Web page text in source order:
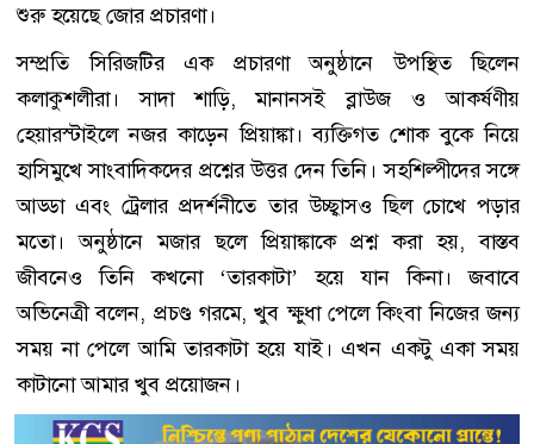
শুরু হয়েছে জোর প্রচারণা।
সম্প্রতি সিরিজটির এক প্রচারণা অনুষ্ঠানে উপস্থিত ছিলেন
কলাকুশলীরা। সাদা শাড়ি, মানানসই ব্লাউজ ও আকর্ষণীয়
হেয়ারস্টাইলে নজর কাড়েন প্রিয়াঙ্কা। ব্যক্তিগত শোক বুকে নিয়ে
হাসিমুখে সাংবাদিকদের প্রশ্নের উত্তর দেন তিনি। সহশিল্পীদের সঙ্গে
আড্ডা এবং ট্রেলার প্রদর্শনীতে তার উচ্ছ্বাসও ছিল চোখে পড়ার
মতো। অনুষ্ঠানে মজার ছলে প্রিয়াঙ্কাকে প্রশ্ন করা হয়, বাস্তব
জীবনেও তিনি কখনো ‘তারকাটা’ হয়ে যান কিনা। জবাবে
অভিনেত্রী বলেন, প্রচণ্ড গরমে, খুব ক্ষুধা পেলে কিংবা নিজের জন্য
সময় না পেলে আমি তারকাটা হয়ে যাই। এখন একটু একা সময়
কাটানো আমার খুব প্রয়োজন।